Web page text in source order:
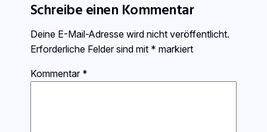
Schreibe einen Kommentar
Deine E-Mail-Adresse wird nicht veröffentlicht.
Erforderliche Felder sind mit * markiert
Kommentar *